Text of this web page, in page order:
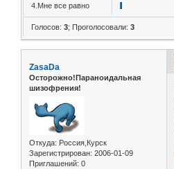
4.Мне все равно
Голосов: 3; Проголосовали: 3
ZasaDa
Осторожно!Параноидальная
шизофрения!
Откуда: Россия,Курск
Зарегистрирован: 2006-01-09
Приглашений: 0